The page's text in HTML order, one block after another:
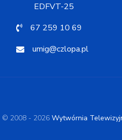
EDFVT-25
67 259 10 69
umig@czlopa.pl
© 2008 - 2026 Wytwórnia